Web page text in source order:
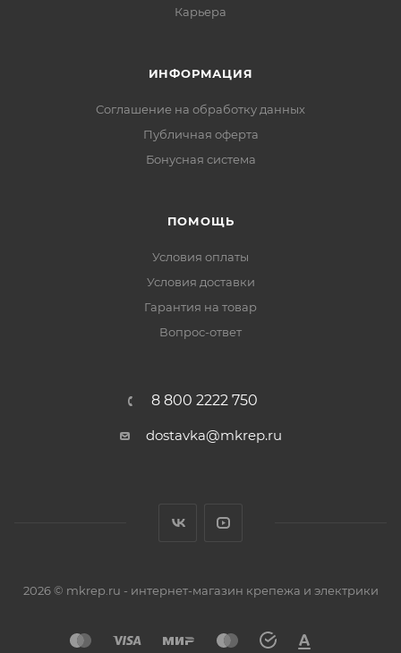
Карьера
ИНФОРМАЦИЯ
Соглашение на обработку данных
Публичная оферта
Бонусная система
ПОМОЩЬ
Условия оплаты
Условия доставки
Гарантия на товар
Вопрос-ответ
8 800 2222 750
dostavka@mkrep.ru
2026 © mkrep.ru - интернет-магазин крепежа и электрики